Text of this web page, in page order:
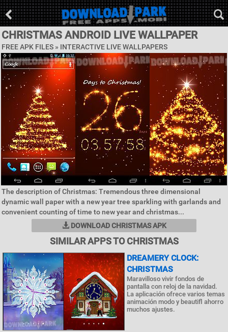
CHRISTMAS ANDROID LIVE WALLPAPER
FREE APK FILES » INTERACTIVE LIVE WALLPAPERS
The description of Christmas: Tremendous three dimensional
dynamic wall paper with a new year tree sparkling with garlands and
convenient counting of time to new year and christmas...
DOWNLOAD CHRISTMAS APK
SIMILAR APPS TO CHRISTMAS
DREAMERY CLOCK:
CHRISTMAS
Maravilloso vivir fondos de
pantalla con reloj de la navidad.
La aplicación ofrece varios temas
animación modo y beautifl ahorro
muchos ajustes.